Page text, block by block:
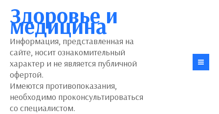
Здоровье и
медицина
Информация, представленная на
сайте, носит ознакомительный
характер и не является публичной
офертой.
Имеются противопоказания,
необходимо проконсультироваться
со специалистом.